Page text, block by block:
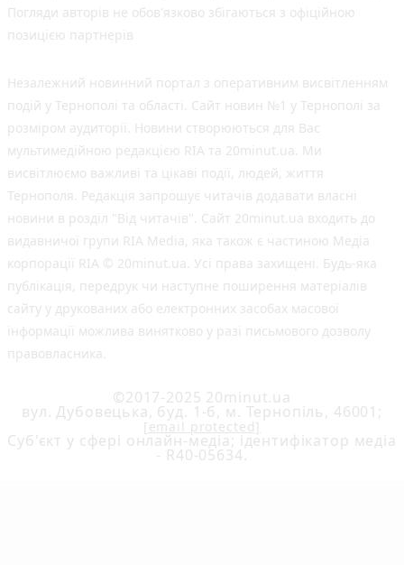
Погляди авторів не обов'язково збігаються з офіційною
позицією партнерів
Незалежний новинний портал з оперативним висвітленням
подій у Тернополі та області. Сайт новин №1 у Тернополі за
розміром аудиторії. Новини створюються для Вас
мультимедійною редакцією RIA та 20minut.ua. Ми
висвітлюємо важливі та цікаві події, людей, життя
Тернополя. Редакція запрошує читачів додавати власні
новини в розділ "Від читачів". Сайт 20minut.ua входить до
видавничої групи RIA Media, яка також є частиною Медіа
корпорації RIA © 20minut.ua. Усі права захищені. Будь-яка
публiкацiя, передрук чи наступне поширення матеріалів
сайту у друкованих або електронних засобах масової
інформації можлива винятково у разі письмового дозволу
правовласника.
©2017-2025 20minut.ua
вул. Дубовецька, буд. 1-б, м. Тернопіль, 46001;
[email protected]
Cуб'єкт у сфері онлайн-медіа; ідентифікатор медіа
- R40-05634.